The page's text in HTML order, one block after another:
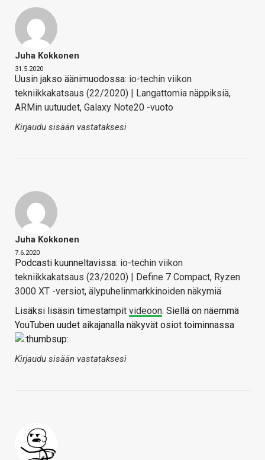
Juha Kokkonen
31.5.2020
Uusin jakso äänimuodossa: io-techin viikon
tekniikkakatsaus (22/2020) | Langattomia näppiksiä,
ARMin uutuudet, Galaxy Note20 -vuoto
Kirjaudu sisään vastataksesi
Juha Kokkonen
7.6.2020
Podcasti kuunneltavissa: io-techin viikon
tekniikkakatsaus (23/2020) | Define 7 Compact, Ryzen
3000 XT -versiot, älypuhelinmarkkinoiden näkymiä
Lisäksi lisäsin timestampit videoon. Siellä on näemmä
YouTuben uudet aikajanalla näkyvät osiot toiminnassa
Kirjaudu sisään vastataksesi